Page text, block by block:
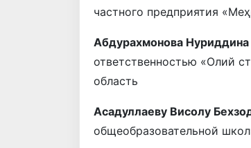
частного предприятия
Абдурахмонова Нуриддина
ответственностью «Олий
область
Асадуллаеву Висолу
общеобразовательной